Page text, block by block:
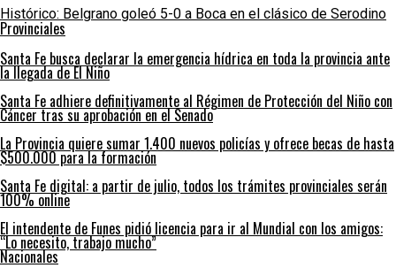
Histórico: Belgrano goleó 5-0 a Boca en el clásico de Serodino
Provinciales
Santa Fe busca declarar la emergencia hídrica en toda la provincia ante
la llegada de El Niño
Santa Fe adhiere definitivamente al Régimen de Protección del Niño con
Cáncer tras su aprobación en el Senado
La Provincia quiere sumar 1.400 nuevos policías y ofrece becas de hasta
$500.000 para la formación
Santa Fe digital: a partir de julio, todos los trámites provinciales serán
100% online
El intendente de Funes pidió licencia para ir al Mundial con los amigos:
“Lo necesito, trabajo mucho”
Nacionales